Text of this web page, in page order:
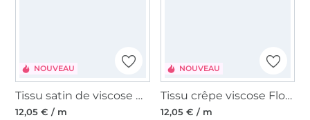
NOUVEAU
Tissu satin de viscose Desert Bloom, noir
12,05 € / m
NOUVEAU
Tissu crêpe viscose Flower Paradise, rouge magenta
12,05 € / m